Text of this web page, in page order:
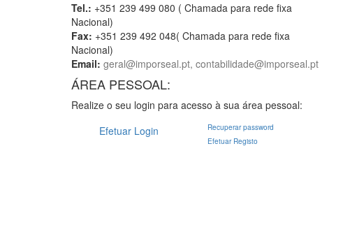
Tel.: +351 239 499 080 ( Chamada para rede fixa
Nacional)
Fax: +351 239 492 048( Chamada para rede fixa
Nacional)
Email: geral@imporseal.pt, contabilidade@imporseal.pt
ÁREA PESSOAL:
Realize o seu login para acesso à sua área pessoal:
Efetuar Login
Recuperar password
Efetuar Registo